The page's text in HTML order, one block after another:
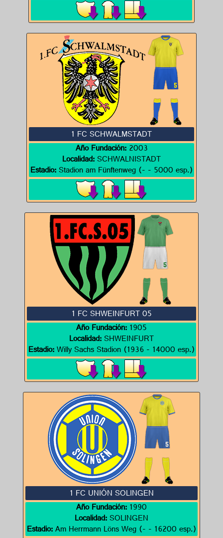
1 FC SCHWALMSTADT
Año Fundación:2003
Localidad:SCHWALNISTADT
Estadio:Stadion am Fünftenweg (- - 5000 esp.)
1 FC SHWEINFURT 05
Año Fundación:1905
Localidad:SHWEINFURT
Estadio:Willy Sachs Stadion (1936 - 14000 esp.)
1 FC UNIÓN SOLINGEN
Año Fundación:1990
Localidad:SOLINGEN
Estadio:Am Herrmann Löns Weg (- - 16200 esp.)